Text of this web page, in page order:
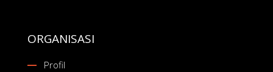
ORGANISASI
Profil